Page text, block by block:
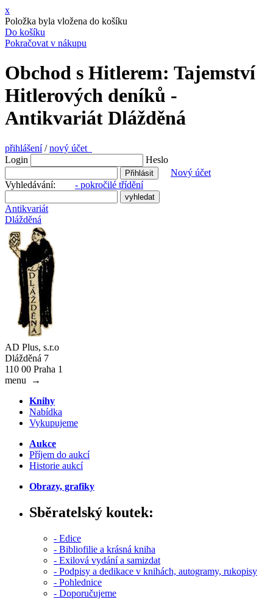
x
Položka byla vložena do košíku
Do košíku
Pokračovat v nákupu
Obchod s Hitlerem: Tajemství
Hitlerových deníků -
Antikvariát Dlážděná
přihlášení/nový účet
Login
Heslo
Nový účet
Vyhledávání: - pokročilé třídění
Antikvariát
Dlážděná
AD Plus, s.r.o
Dlážděná 7
110 00 Praha 1
menu
→
Knihy
Nabídka
Vykupujeme
Aukce
Příjem do aukcí
Historie aukcí
Obrazy, grafiky
Sběratelský koutek:
- Edice
- Bibliofilie a krásná kniha
- Exilová vydání a samizdat
- Podpisy a dedikace v knihách, autogramy, rukopisy
- Pohlednice
- Doporučujeme